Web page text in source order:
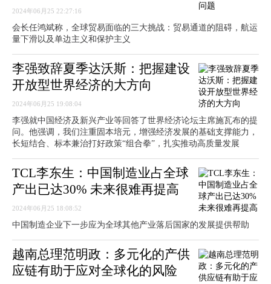
2024年06月25 22:27:16
会长任鸿斌称，全球贸易面临的三大挑战：贸易通道的阻碍，航运
量下滑以及单边主义和保护主义
李强致辞夏季达沃斯：把握建设
开放型世界经济的大方向
2024年06月25 19:08:04
李强就中国经济及新兴产业等回答了世界经济论坛主席施瓦布的提
问。他强调，我们注重固本培元，增强经济发展的基础支撑能力，
长短结合、标本兼治打好政策“组合拳”，扎实推动高质量发展
TCL李东生：中国制造业占全球
产出已达30% 未来很难再提高
2024年06月25 18:08:52
中国制造企业下一步应为全球其他产业落后国家的发展提供帮助
越南总理范明政：多元化的产供
应链有助于应对全球化的风险